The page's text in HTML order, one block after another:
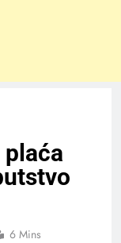
6 Mins